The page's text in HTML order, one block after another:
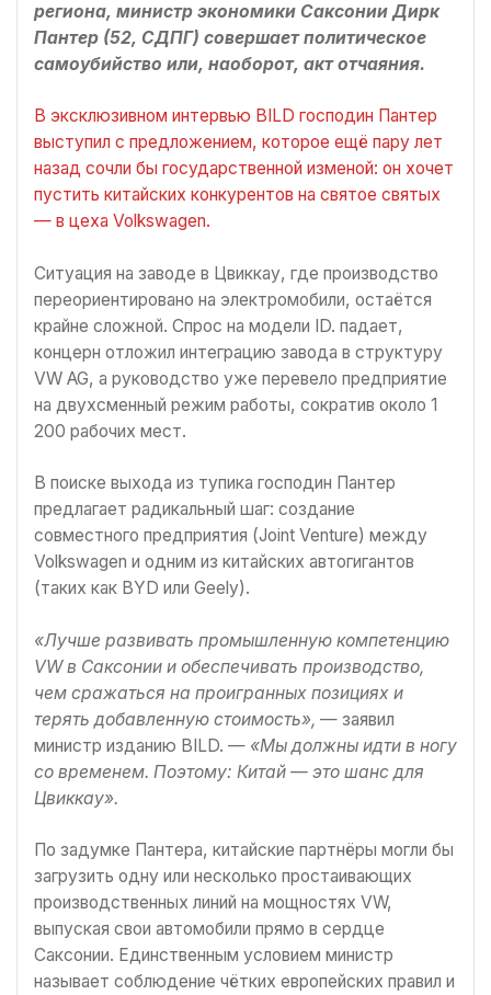
региона, министр экономики Саксонии Дирк
Пантер (52, СДПГ) совершает политическое
самоубийство или, наоборот, акт отчаяния.
В эксклюзивном интервью BILD господин Пантер
выступил с предложением, которое ещё пару лет
назад сочли бы государственной изменой: он хочет
пустить китайских конкурентов на святое святых
— в цеха Volkswagen.
Ситуация на заводе в Цвиккау, где производство
переориентировано на электромобили, остаётся
крайне сложной. Спрос на модели ID. падает,
концерн отложил интеграцию завода в структуру
VW AG, а руководство уже перевело предприятие
на двухсменный режим работы, сократив около 1
200 рабочих мест.
В поиске выхода из тупика господин Пантер
предлагает радикальный шаг: создание
совместного предприятия (Joint Venture) между
Volkswagen и одним из китайских автогигантов
(таких как BYD или Geely).
«Лучше развивать промышленную компетенцию
VW в Саксонии и обеспечивать производство,
чем сражаться на проигранных позициях и
терять добавленную стоимость», — заявил
министр изданию BILD. — «Мы должны идти в ногу
со временем. Поэтому: Китай — это шанс для
Цвиккау».
По задумке Пантера, китайские партнёры могли бы
загрузить одну или несколько простаивающих
производственных линий на мощностях VW,
выпуская свои автомобили прямо в сердце
Саксонии. Единственным условием министр
называет соблюдение чётких европейских правил и